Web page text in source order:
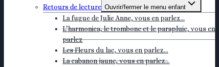
Retours de lecture Ouvrir/fermer le menu enfant
La fugue de Julie Anne, vous en parlez…
L’harmonica, le trombone et le parapluie, vous en
parlez
Les Fleurs du lac, vous en parlez…
La cabanon jaune, vous en parlez…